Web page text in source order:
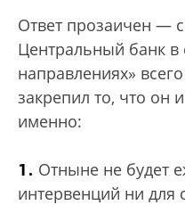
Ответ прозаичен —
Центральный банк
направлениях»
закрепил то, что он
именно:
1. Отныне не будет
интервенций ни для